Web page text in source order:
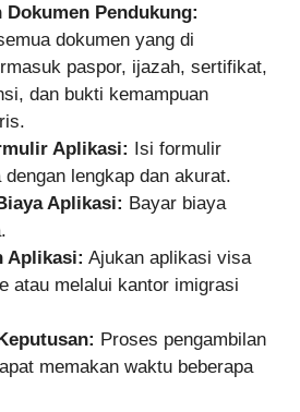
Dokumen Pendukung:
dokumen yang di
paspor, ijazah, sertifikat,
dan bukti kemampuan
Aplikasi: Isi formulir
lengkap dan akurat.
Aplikasi: Bayar biaya
Aplikasi: Ajukan aplikasi visa
atau melalui kantor imigrasi
Proses pengambilan
memakan waktu beberapa